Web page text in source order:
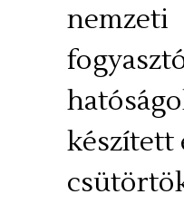
nemzeti
készített